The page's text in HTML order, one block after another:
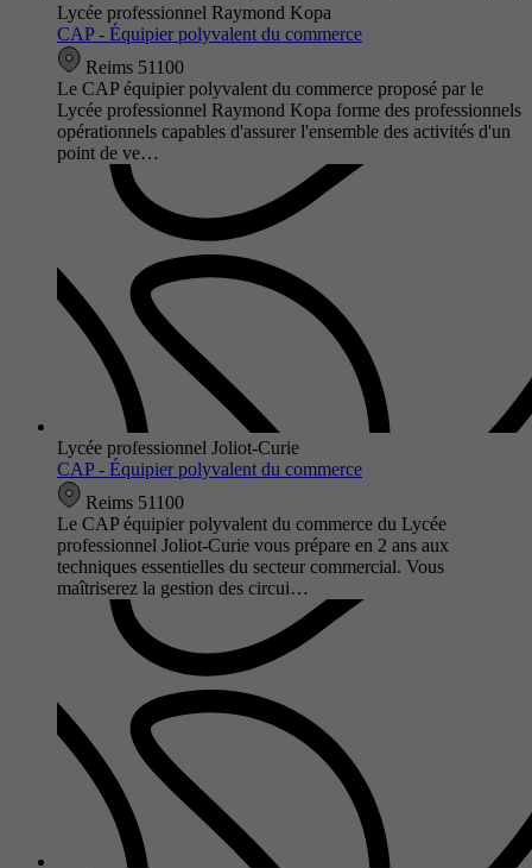
Lycée professionnel Raymond Kopa
CAP - Équipier polyvalent du commerce
Reims 51100
Le CAP équipier polyvalent du commerce proposé par le
Lycée professionnel Raymond Kopa forme des professionnels
opérationnels capables d'assurer l'ensemble des activités d'un
point de ve…
Lycée professionnel Joliot-Curie
CAP - Équipier polyvalent du commerce
Reims 51100
Le CAP équipier polyvalent du commerce du Lycée
professionnel Joliot-Curie vous prépare en 2 ans aux
techniques essentielles du secteur commercial. Vous
maîtriserez la gestion des circui…